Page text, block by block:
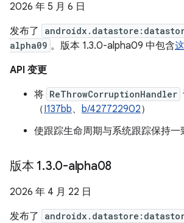
2026 年 5 月 6 日
发布了
alpha09 。版本 1.3.0-alpha09 中包含
API 变更
将 ReThrowCorruptionHandler
（I137bb、 b/427722902）
使跟踪生命周期与系统跟踪保持一
版本 1.3.0-alpha08
2026 年 4 月 22 日
发布了